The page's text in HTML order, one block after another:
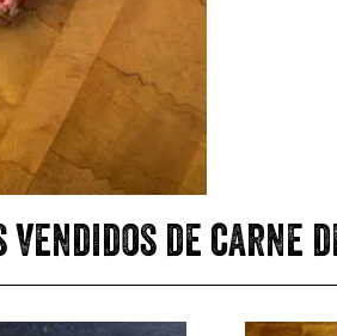
vendidos de carne